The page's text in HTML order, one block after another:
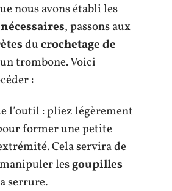
nous avons établi les
, passons aux
ducrochetage de
trombone. Voici
:
l’outil : pliez légèrement
former une petite
Cela servira de
lesgoupilles
serrure.